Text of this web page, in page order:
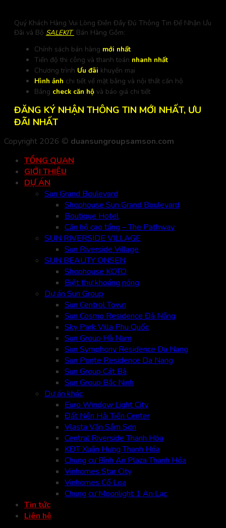
Quý Khách Hàng Vui Lòng Điền Đầy Đủ Thông Tin Để Nhận Ưu
Đãi và Bộ SALEKIT Bán Hàng Gồm:
Chính sách bán hàng mới nhất
Tiến độ thi công và thanh toán nhanh nhất
Chương trình Ưu đãi khuyến mại
Hình ảnh chi tiết về mặt bằng và nội thất căn hộ
Bảng check căn hộ và báo giá chi tiết
ĐĂNG KÝ NHẬN THÔNG TIN MỚI NHẤT, ƯU
ĐÃI NHẤT
Copyright 2026 © duansungroupsamson.com
TỔNG QUAN
GIỚI THIỆU
DỰ ÁN
Sun Grand Boulevard
Shophouse Sun Grand Boulevard
Boutique Hotel
Căn hộ cao tầng – The Pathway
SUN RIVERSIDE VILLAGE
Sun Riverside Village
SUN BEAUTY ONSEN
Shophouse KOTO
Biệt thự khoáng nóng
Dự án Sun Group
Sun Centrol Town
Sun Cosmo Residence Đà Nẵng
Sky Park Villa Phu Quốc
Sun Group Hà Nam
Sun Symphony Residence Da Nang
Sun Ponte Residence Da Nang
Sun Group Cát Bà
Sun Group Bắc Ninh
Dự án khác
Euro Window Light City
Đất Nền Hải Tiến Center
Vlasta Văn Sầm Sơn
Central Riverside Thanh Hóa
KĐT Xuân Hưng Thanh Hóa
Chung cư Bình An Plaza Thanh Hóa
Vinhomes Star City
Vinhomes Cổ Loa
Chung cư Moonlight 1 An Lạc
Tin tức
Liên hệ